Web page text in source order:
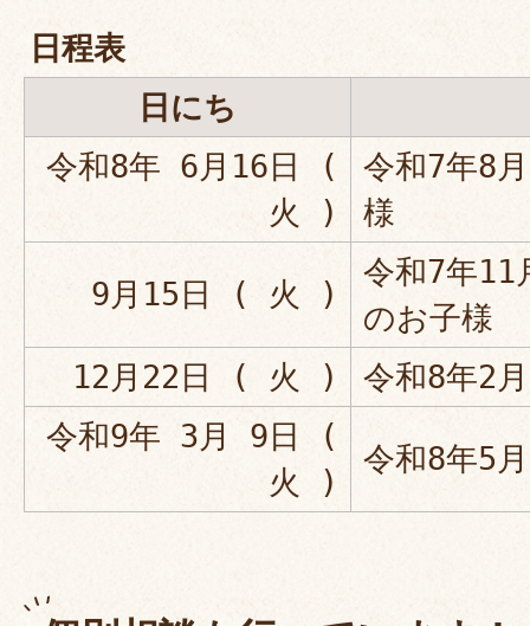
日程表
日にち
令和8年 6月16日 (
火 )
令和7年8
様
9月15日 ( 火 )
令和7年11
のお子様
12月22日 ( 火 )
令和8年2
令和9年 3月 9日 (
火 )
令和8年5